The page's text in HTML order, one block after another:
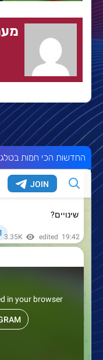
החדשות הכי חמות